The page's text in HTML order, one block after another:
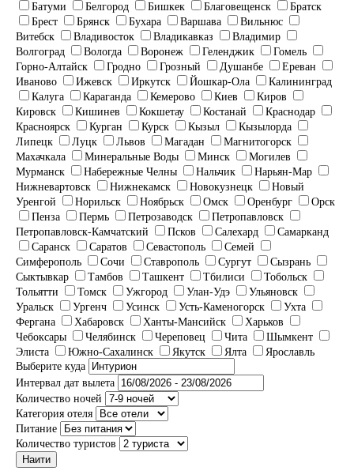
Батуми
Белгород Бишкек Благовещенск
Братск
Брест
Брянск Бухара Варшава
Вильнюс
Витебск
Владивосток Владикавказ
Владимир
Волгоград
Вологда Воронеж Геленджик
Гомель
Горно-Алтайск
Гродно Грозный Душанбе
Ереван
Иваново
Ижевск Иркутск Йошкар-Ола
Калининград
Калуга
Караганда Кемерово Киев
Киров
Кировск
Кишинев Кокшетау Костанай
Краснодар
Красноярск
Курган Курск Кызыл
Кызылорда
Липецк
Луцк Львов Магадан
Магнитогорск
Махачкала
Минеральные Воды Минск
Могилев
Мурманск
Набережные Челны Нальчик
Нарьян-Мар
Нижневартовск
Нижнекамск Новокузнецк
Новый
Уренгой
Норильск Ноябрьск Омск Оренбург
Орск
Пенза
Пермь Петрозаводск
Петропавловск
Петропавловск-Камчатский
Псков Салехард
Самарканд
Саранск
Саратов Севастополь
Семей
Симферополь
Сочи Ставрополь Сургут
Сызрань
Сыктывкар
Тамбов Ташкент Тбилиси
Тобольск
Тольятти
Томск Ужгород Улан-Удэ
Ульяновск
Уральск
Ургенч Усинск Усть-Каменогорск
Ухта
Фергана
Хабаровск Ханты-Мансийск
Харьков
Чебоксары
Челябинск Череповец Чита
Шымкент
Элиста
Южно-Сахалинск Якутск Ялта
Ярославль
Выберите куда
Интервал дат вылета
Количество ночей
Категория отеля
Питание
Количество туристов
Наити